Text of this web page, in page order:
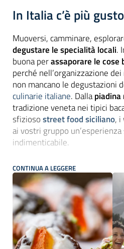
In Italia c’è più
Muoversi, camminare,
degustare le specialità locali.
buona perassaporare le cose
perché nell’organizzazione
non mancano le degustazioni
culinarie italiane. Dalla
tradizione veneta nei tipici
sfiziosostreet food siciliano, i
ai vostri gruppo
indimenticabile.
con hotel partner e servizi sul
International Travel permette
un’esperienza esclusiva,
a degustazioni
unviaggio di scoperta a 360°
CONTINUA A LEGGERE